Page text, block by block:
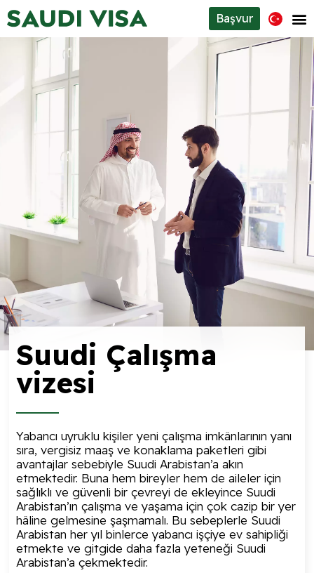
Başvur
Suudi vize türleri
Hakkımızda
Suudi Çalışma
vizesi
Yabancı uyruklu kişiler yeni çalışma imkânlarının yanı
sıra, vergisiz maaş ve konaklama paketleri gibi
avantajlar sebebiyle Suudi Arabistan’a akın
etmektedir. Buna hem bireyler hem de aileler için
sağlıklı ve güvenli bir çevreyi de ekleyince Suudi
Arabistan’ın çalışma ve yaşama için çok cazip bir yer
hâline gelmesine şaşmamalı. Bu sebeplerle Suudi
Arabistan her yıl binlerce yabancı işçiye ev sahipliği
etmekte ve gitgide daha fazla yeteneği Suudi
Arabistan’a çekmektedir.